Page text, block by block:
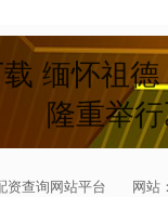
缅怀祖
隆重举
资查询网站平台 网站